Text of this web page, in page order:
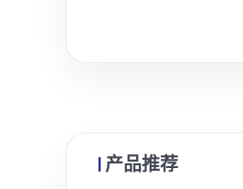
产品推荐